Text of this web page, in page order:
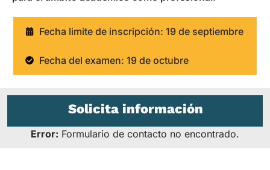
Fecha limite de inscripción: 19 de septiembre
Fecha del examen: 19 de octubre
Solicita información
Error: Formulario de contacto no encontrado.